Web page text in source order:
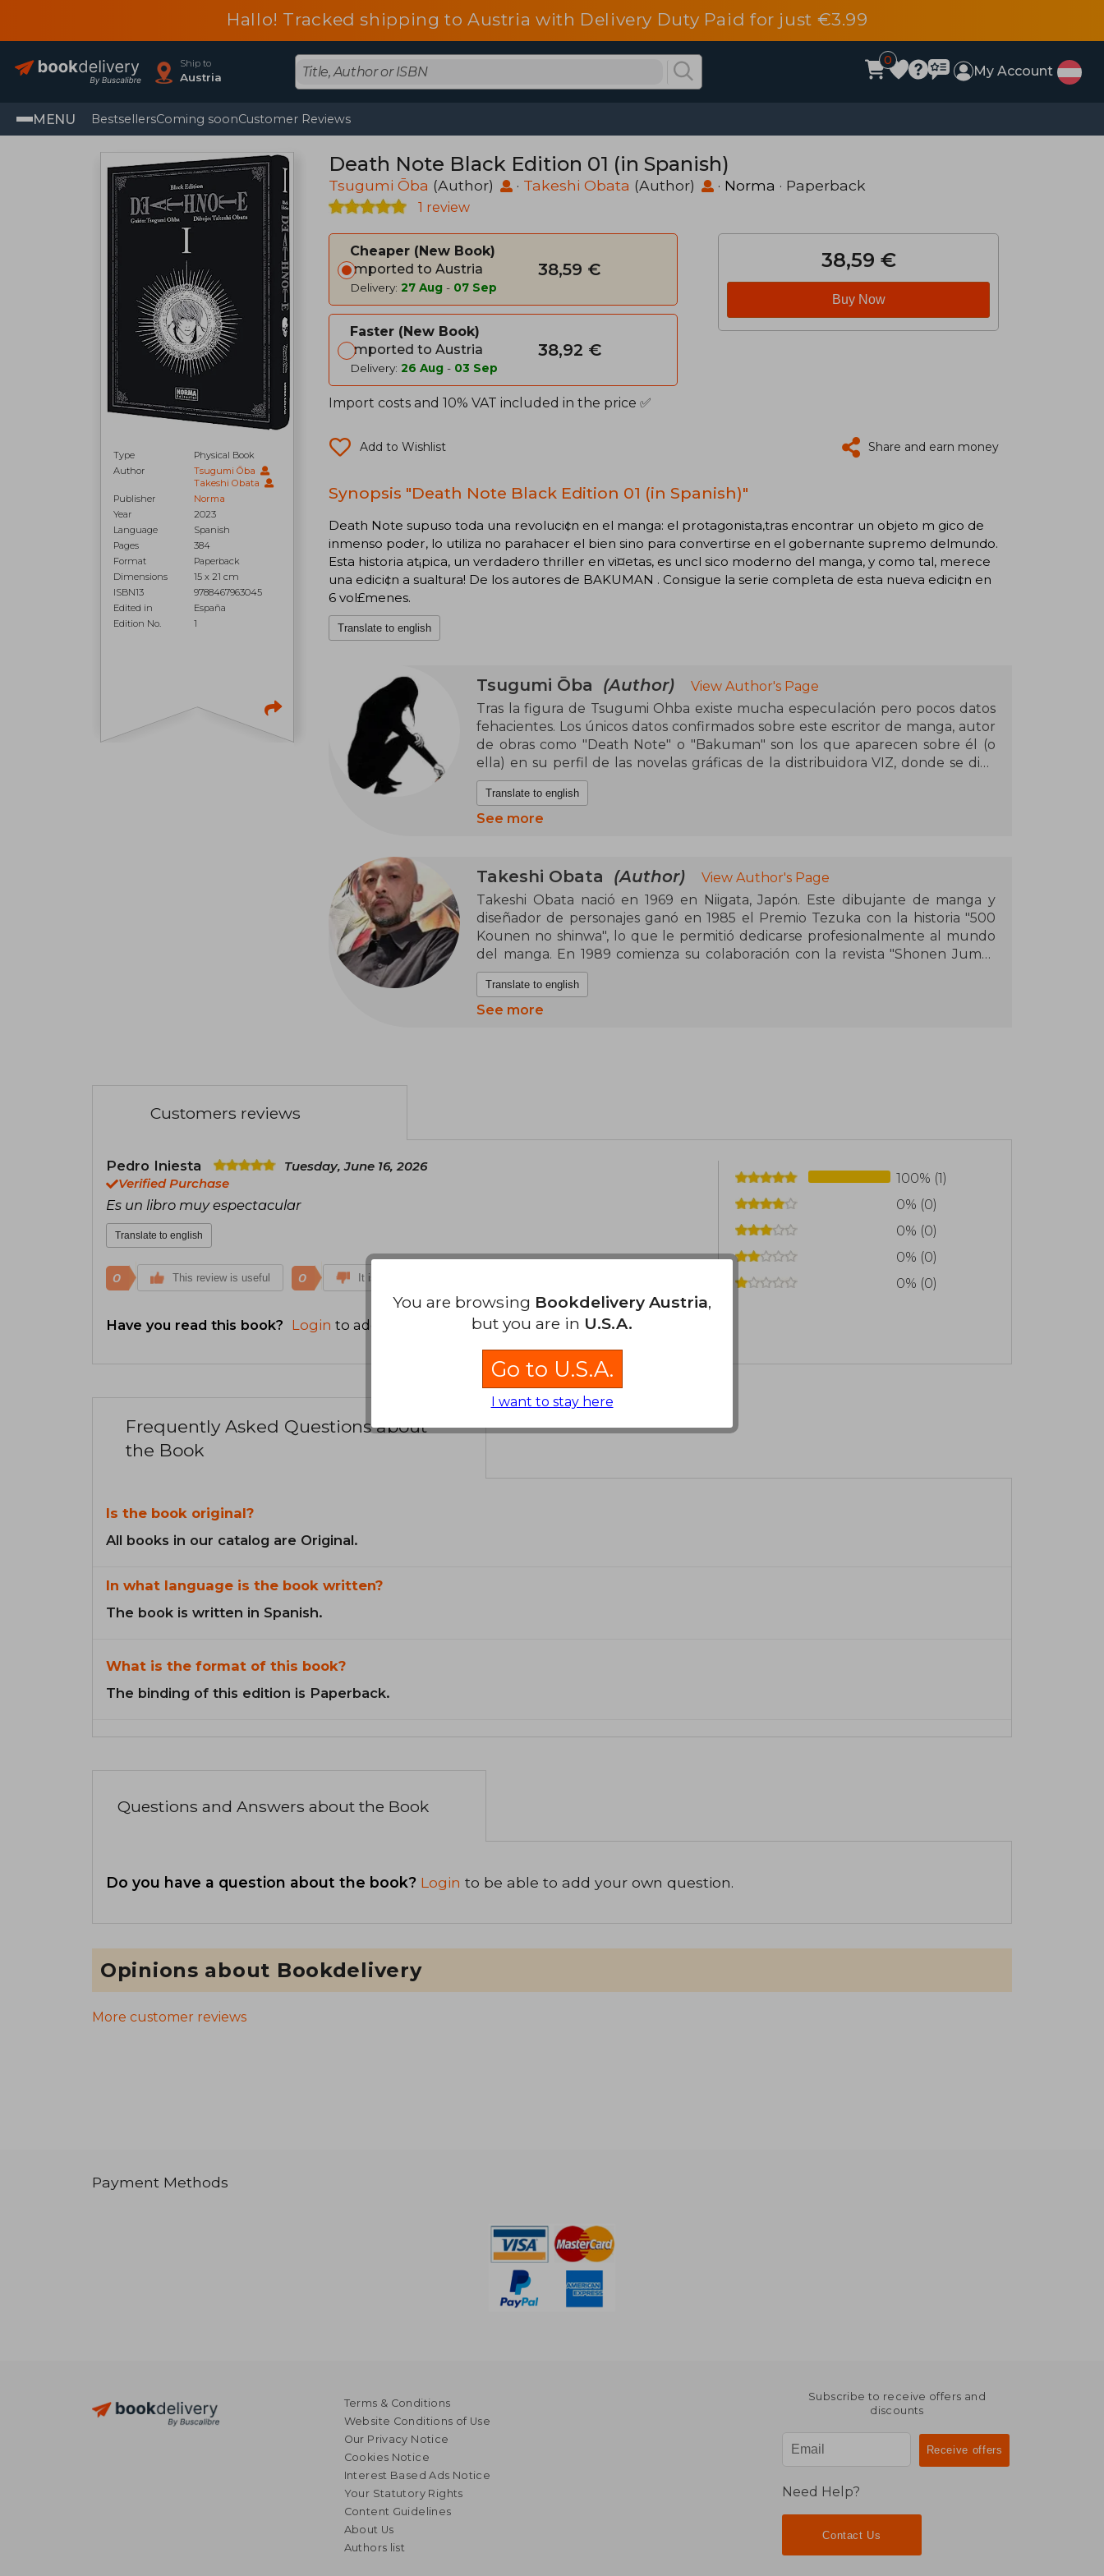
Hallo! Tracked shipping to Austria with Delivery Duty Paid for just €3.99
Ship to
Austria
0
My Account
MENU BestsellersComing soonCustomer Reviews
Type
Physical Book
Author
Tsugumi Ōba
Takeshi Obata
Publisher
Norma
Year
2023
Language
Spanish
Pages
384
Format
Paperback
Dimensions
15 x 21 cm
ISBN13
9788467963045
Edited in
España
Edition No.
1
Death Note Black Edition 01 (in Spanish)
Tsugumi Ōba (Author) · Takeshi Obata (Author) · Norma · Paperback
1 review
Cheaper
New Book
Imported to Austria
Delivery: 27 Aug - 07 Sep
38,59 €
Faster
New Book
Imported to Austria
Delivery: 26 Aug - 03 Sep
38,92 €
Import costs and 10% VAT included in the price ✅
38,59 €
Buy Now
Add to Wishlist Share and earn money
Synopsis "Death Note Black Edition 01 (in Spanish)"
Death Note supuso toda una revoluci¢n en el manga: el protagonista,tras encontrar un objeto m gico de
inmenso poder, lo utiliza no parahacer el bien sino para convertirse en el gobernante supremo delmundo.
Esta historia at¡pica, un verdadero thriller en vi¤etas, es uncl sico moderno del manga, y como tal, ­merece
una edici¢n a sualtura! De los autores de BAKUMAN . Consigue la serie completa de esta nueva edici¢n en
6 vol£menes.
Translate to english
Tsugumi Ōba (Author)
View Author's Page
Tras la figura de Tsugumi Ohba existe mucha especulación pero pocos datos
fehacientes. Los únicos datos confirmados sobre este escritor de manga, autor
de obras como "Death Note" o "Bakuman" son los que aparecen sobre él (o
ella) en su perfil de las novelas gráficas de la distribuidora VIZ, donde se dice
que nació en Tokio, colecciona tazas de té y pasa las horas desarrollando
tramas para manga mientras se sienta de cuclillas en una silla.
Translate to english
See more
Takeshi Obata (Author)
View Author's Page
Takeshi Obata nació en 1969 en Niigata, Japón. Este dibujante de manga y
diseñador de personajes ganó en 1985 el Premio Tezuka con la historia "500
Kounen no shinwa", lo que le permitió dedicarse profesionalmente al mundo
del manga. En 1989 comienza su colaboración con la revista "Shonen Jump"
con el manga "Nonno Cyborg G". Su fama no deja de aumentar mientras sigue
compaginando su trabajo como mangaka con su faceta de diseñador: de 1999 a
2003 triunfa con "Hikaru no Go", un manga guionizado por Yumi Hotta
Juicios escolares" antes de volver a trabajar con Ohba en su nuevo trabajo,
Translate to english
See more
Customers reviews
Pedro Iniesta
Tuesday, June 16, 2026
Verified Purchase
Es un libro muy espectacular
Translate to english
0 This review is useful 0 It is not useful
Have you read this book? Login to add your review
100% (1)
0% (0)
0% (0)
0% (0)
0% (0)
Frequently Asked Questions about
the Book
Is the book original?
All books in our catalog are Original.
In what language is the book written?
The book is written in Spanish.
What is the format of this book?
The binding of this edition is Paperback.
Questions and Answers about the Book
Do you have a question about the book? Login to be able to add your own question.
Opinions about Bookdelivery
More customer reviews
Payment Methods
Terms & Conditions
Website Conditions of Use
Our Privacy Notice
Cookies Notice
Interest Based Ads Notice
Your Statutory Rights
Content Guidelines
About Us
Authors list
Subscribe to receive offers and
discounts
Need Help?
Contact Us
You are browsing Bookdelivery Austria,
but you are in U.S.A.
Go to U.S.A.
I want to stay here